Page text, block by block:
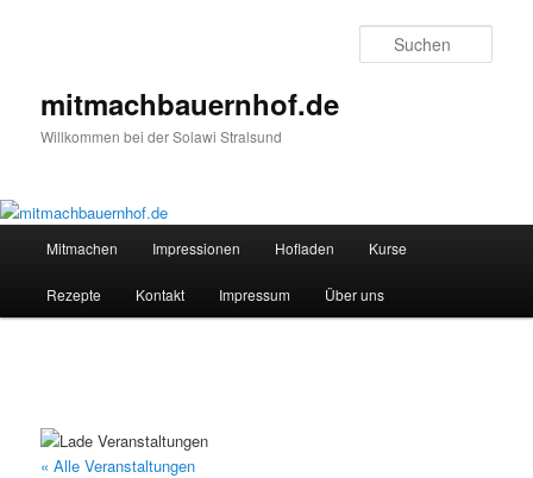
mitmachbauernhof.de
Willkommen bei der Solawi Stralsund
Mitmachen Impressionen Hofladen Kurse
Rezepte Kontakt Impressum Über uns
« Alle Veranstaltungen